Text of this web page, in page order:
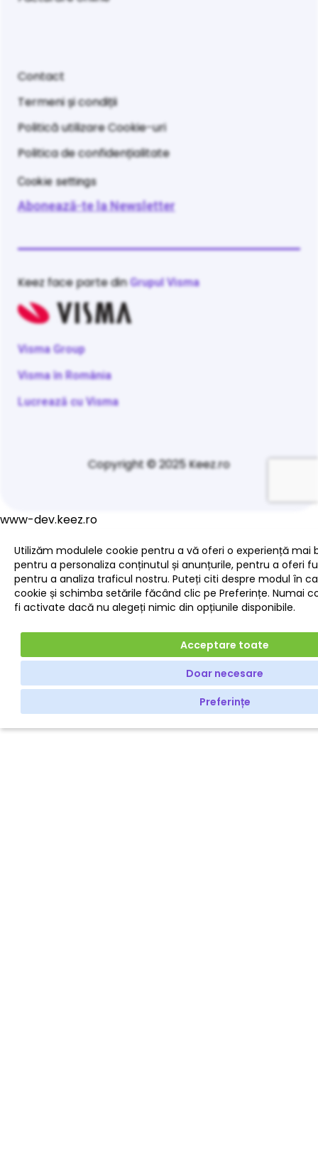
Contact
Termeni și condiții
Politică utilizare Cookie-uri
Politica de confidențialitate
Cookie settings
Abonează-te la Newsletter
Keez face parte dinGrupul Visma
Visma Group
Visma în România
Lucrează cu Visma
Copyright © 2025 Keez.ro
www-dev.keez.ro